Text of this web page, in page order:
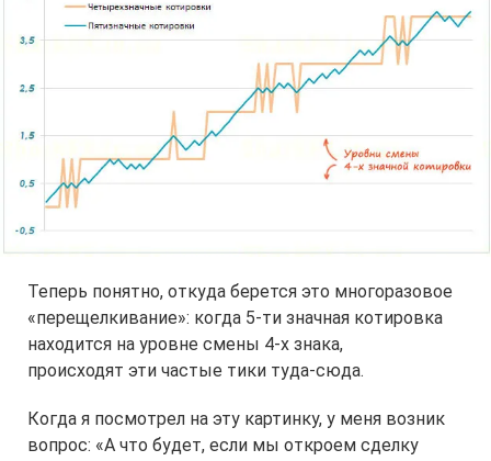
Теперь понятно, откуда берется это многоразовое
«перещелкивание»: когда 5-ти значная котировка
находится на уровне смены 4-х знака,
происходят эти частые тики туда-сюда.
Когда я посмотрел на эту картинку, у меня возник
вопрос: «А что будет, если мы откроем сделку